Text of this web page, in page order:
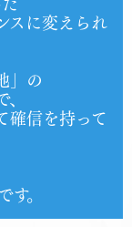
スに変えられ
」の
確信を持って
す。